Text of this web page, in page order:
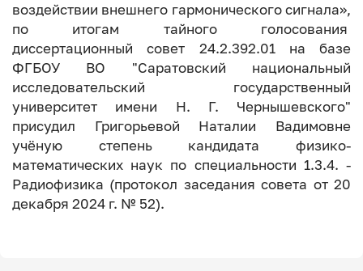
воздействии внешнего гармонического сигнала»,
по итогам тайного голосования
диссертационный совет 24.2.392.01 на базе
ФГБОУ ВО "Саратовский национальный
исследовательский государственный
университет имени Н. Г. Чернышевского"
присудил Григорьевой Наталии Вадимовне
учёную степень кандидата физико-
математических наук по специальности 1.3.4. -
Радиофизика (протокол заседания совета от 20
декабря 2024 г. № 52).